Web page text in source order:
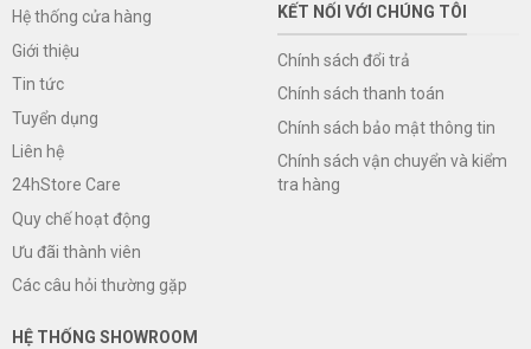
Hệ thống cửa hàng
Giới thiệu
Tin tức
Tuyển dụng
Liên hệ
24hStore Care
Quy chế hoạt động
Ưu đãi thành viên
Các câu hỏi thường gặp
KẾT NỐI VỚI CHÚNG TÔI
Chính sách đổi trả
Chính sách thanh toán
Chính sách bảo mật thông tin
Chính sách vận chuyển và kiểm
tra hàng
HỆ THỐNG SHOWROOM